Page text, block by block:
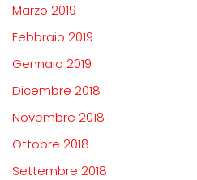
Marzo 2019
Febbraio 2019
Gennaio 2019
Dicembre 2018
Novembre 2018
Ottobre 2018
Settembre 2018